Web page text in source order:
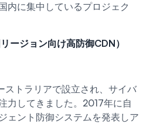
内に集中しているプロジェク
ージョン向け高防御CDN）
ストラリアで設立され、サイバ
力してきました。2017年に自
ェント防御システムを発表しア